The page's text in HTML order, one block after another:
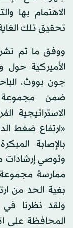
الاهتمام بها
تحقيق تلك
ووفق ما تم
الأميركية حول
جون بووث،
ضمن مجموعة
الاستراتيجية
«ارتفاع ضغط
بالإصابة
وتوصي إرشادات
ممارسة
بغية الحد من
ولقد نظرنا في
المحافظة على